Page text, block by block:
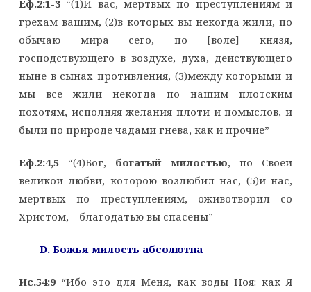
Еф.2:1-3“(1)И вас, мертвых по преступлениям и
грехам вашим, (2)в которых вы некогда жили, по
обычаю мира сего, по [воле] князя,
господствующего в воздухе, духа, действующего
ныне в сынах противления, (3)между которыми и
мы все жили некогда по нашим плотским
похотям, исполняя желания плоти и помыслов, и
были по природе чадами гнева, как и прочие”
Еф.2:4,5“(4)Бог, богатый милостью, по Своей
великой любви, которою возлюбил нас, (5)и нас,
мертвых по преступлениям, оживотворил со
Христом, – благодатью вы спасены”
D. Божья милость абсолютна
Ис.54:9“Ибо это для Меня, как воды Ноя: как Я